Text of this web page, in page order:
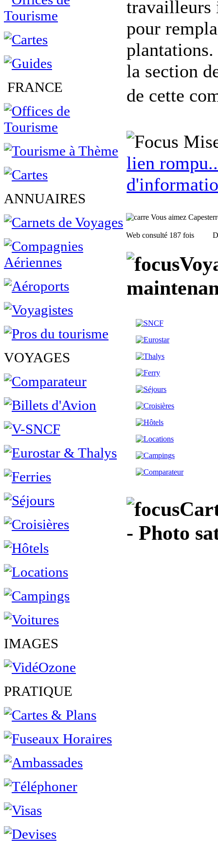
FRANCE
ANNUAIRES
VOYAGES
IMAGES
PRATIQUE
travailleurs
pour
la section
de cette
lien
Vous aimez
Web consulté 187 fois
- Photo